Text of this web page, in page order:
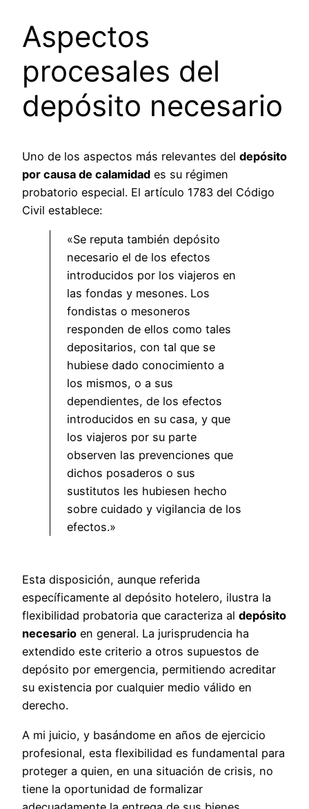
Aspectos
procesales del
depósito necesario
Uno de los aspectos más relevantes del depósito
por causa de calamidad es su régimen
probatorio especial. El artículo 1783 del Código
Civil establece:
«Se reputa también depósito
necesario el de los efectos
introducidos por los viajeros en
las fondas y mesones. Los
fondistas o mesoneros
responden de ellos como tales
depositarios, con tal que se
hubiese dado conocimiento a
los mismos, o a sus
dependientes, de los efectos
introducidos en su casa, y que
los viajeros por su parte
observen las prevenciones que
dichos posaderos o sus
sustitutos les hubiesen hecho
sobre cuidado y vigilancia de los
efectos.»
Esta disposición, aunque referida
específicamente al depósito hotelero, ilustra la
flexibilidad probatoria que caracteriza al depósito
necesario en general. La jurisprudencia ha
extendido este criterio a otros supuestos de
depósito por emergencia, permitiendo acreditar
su existencia por cualquier medio válido en
derecho.
A mi juicio, y basándome en años de ejercicio
profesional, esta flexibilidad es fundamental para
proteger a quien, en una situación de crisis, no
tiene la oportunidad de formalizar